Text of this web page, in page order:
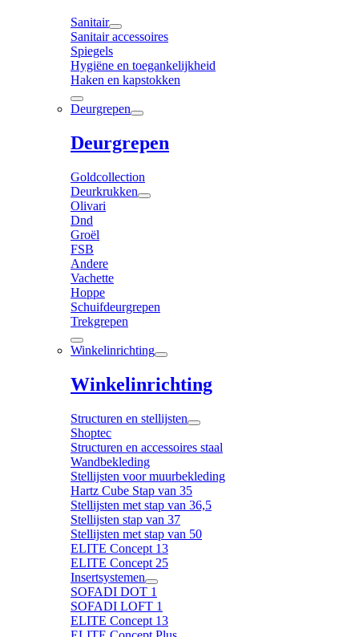
Sanitair
Sanitair accessoires
Spiegels
Hygiëne en toegankelijkheid
Haken en kapstokken
Deurgrepen
Deurgrepen
Goldcollection
Deurkrukken
Olivari
Dnd
Groël
FSB
Andere
Vachette
Hoppe
Schuifdeurgrepen
Trekgrepen
Winkelinrichting
Winkelinrichting
Structuren en stellijsten
Shoptec
Structuren en accessoires staal
Wandbekleding
Stellijsten voor muurbekleding
Hartz Cube Stap van 35
Stellijsten met stap van 36,5
Stellijsten stap van 37
Stellijsten met stap van 50
ELITE Concept 13
ELITE Concept 25
Insertsystemen
SOFADI DOT 1
SOFADI LOFT 1
ELITE Concept 13